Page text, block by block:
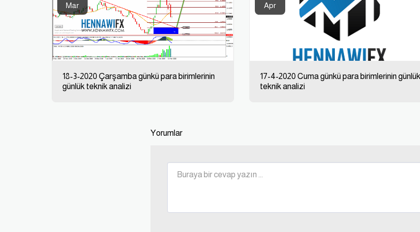
Mar
18-3-2020 Çarşamba günkü para birimlerinin
günlük teknik analizi
Apr
17-4-2020 Cuma günkü para birimlerinin günlük
teknik analizi
Yorumlar